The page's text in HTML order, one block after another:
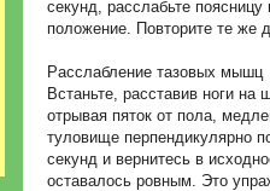
секунд, расслабьте
положение. Повторите те же
Расслабление тазовых мышц
Встаньте, расставив ноги
отрывая пяток от пола,
туловище перпендикулярно
секунд и вернитесь в
оставалось ровным. Это